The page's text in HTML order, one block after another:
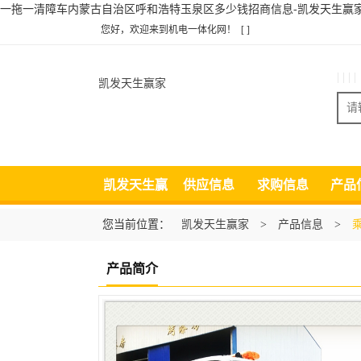
一拖一清障车内蒙古自治区呼和浩特玉泉区多少钱招商信息-凯发天生赢
您好，欢迎来到机电一体化网！ [ ]
凯发天生赢家
凯发天生赢
家
供应信息 求购信息 产品
您当前位置： 凯发天生赢家 > 产品信息 >
产品简介